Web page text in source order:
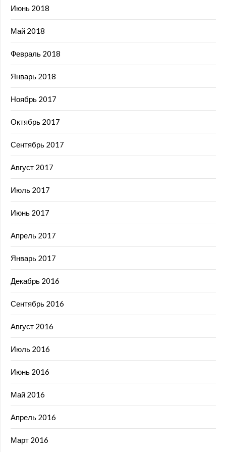
Июнь 2018
Май 2018
Февраль 2018
Январь 2018
Ноябрь 2017
Октябрь 2017
Сентябрь 2017
Август 2017
Июль 2017
Июнь 2017
Апрель 2017
Январь 2017
Декабрь 2016
Сентябрь 2016
Август 2016
Июль 2016
Июнь 2016
Май 2016
Апрель 2016
Март 2016